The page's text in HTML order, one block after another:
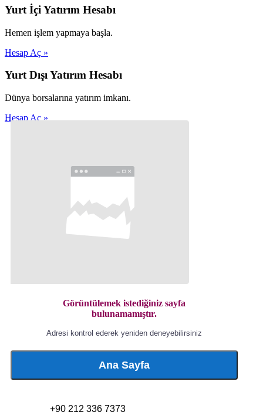
Yurt İçi Yatırım Hesabı
Hemen işlem yapmaya başla.
Hesap Aç »
Yurt Dışı Yatırım Hesabı
Dünya borsalarına yatırım imkanı.
Hesap Aç »
Görüntülemek istediğiniz sayfa
bulunamamıştır.
Adresi kontrol ederek yeniden deneyebilirsiniz
Ana Sayfa
+90 212 336 7373